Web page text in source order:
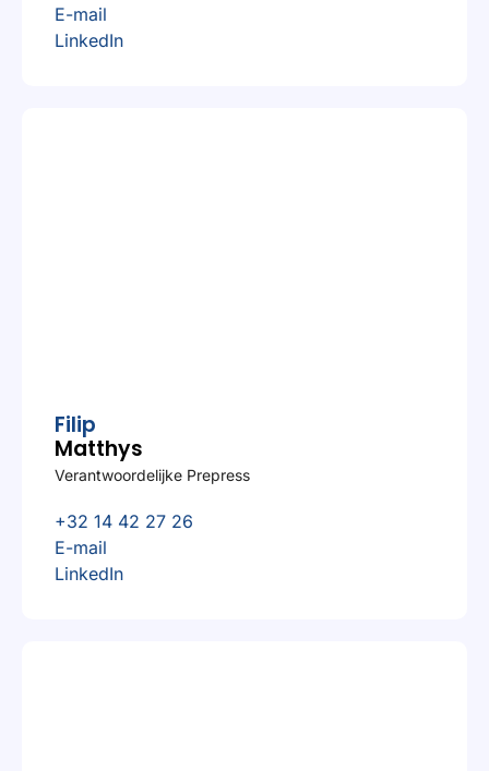
E-mail
LinkedIn
Filip
Matthys
Verantwoordelijke Prepress
+32 14 42 27 26
E-mail
LinkedIn